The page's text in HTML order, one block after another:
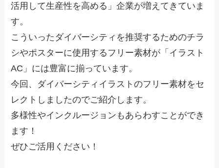
活用して生産性を高める」企業が増えてきていま
す。
こういったダイバーシティを推奨するためのチラ
シやポスターに使用するフリー素材が「イラスト
AC」には豊富に揃っています。
今回、ダイバーシティイラストのフリー素材をセ
レクトしましたのでご紹介します。
多様性やインクルージョンもあらわすことができ
ます！
ぜひご活用ください！